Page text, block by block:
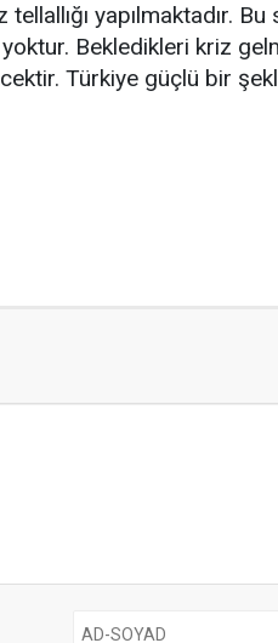
yapılmaktadır. Bu
Bekledikleri kriz
Türkiye güçlü bir